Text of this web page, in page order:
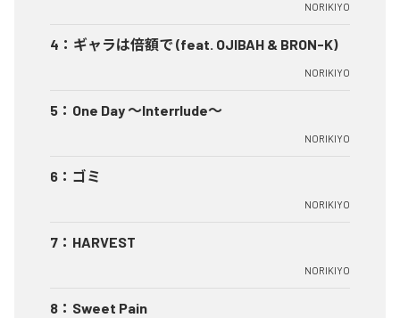
NORIKIYO
4 ： ギャラは倍額で (feat. OJIBAH & BRON-K)
NORIKIYO
5 ： One Day ～Interrlude～
NORIKIYO
6 ： ゴミ
NORIKIYO
7 ： HARVEST
NORIKIYO
8 ： Sweet Pain